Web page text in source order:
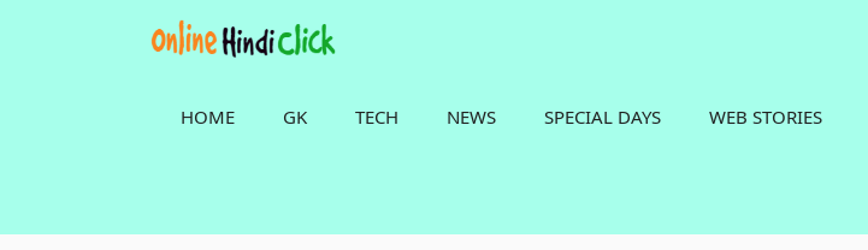
HOME GK TECH NEWS SPECIAL DAYS WEB STORIES